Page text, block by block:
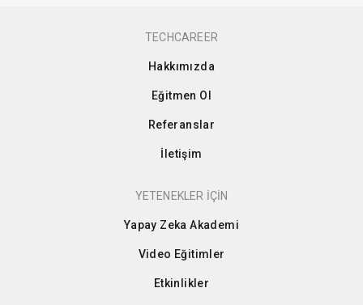
TECHCAREER
Hakkımızda
Eğitmen Ol
Referanslar
İletişim
YETENEKLER İÇİN
Yapay Zeka Akademi
Video Eğitimler
Etkinlikler